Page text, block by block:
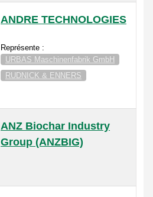
ANDRE TECHNOLOGIES
Représente :
URBAS Maschinenfabrik GmbH
RUDNICK & ENNERS
ANZ Biochar Industry
Group (ANZBIG)